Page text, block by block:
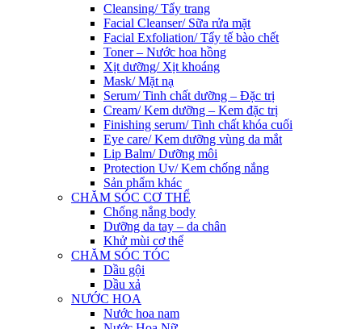
Cleansing/ Tẩy trang
Facial Cleanser/ Sữa rửa mặt
Facial Exfoliation/ Tẩy tế bào chết
Toner – Nước hoa hồng
Xịt dưỡng/ Xịt khoáng
Mask/ Mặt nạ
Serum/ Tinh chất dưỡng – Đặc trị
Cream/ Kem dưỡng – Kem đặc trị
Finishing serum/ Tinh chất khóa cuối
Eye care/ Kem dưỡng vùng da mắt
Lip Balm/ Dưỡng môi
Protection Uv/ Kem chống nắng
Sản phẩm khác
CHĂM SÓC CƠ THỂ
Chống nắng body
Dưỡng da tay – da chân
Khử mùi cơ thể
CHĂM SÓC TÓC
Dầu gội
Dầu xả
NƯỚC HOA
Nước hoa nam